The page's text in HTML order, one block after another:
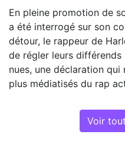
En pleine promotion de
a été interrogé sur son
détour, le rappeur de
de régler leurs
nues, une déclaration
plus médiatisés du rap
Voir